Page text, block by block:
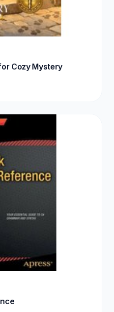
Cozy Mystery